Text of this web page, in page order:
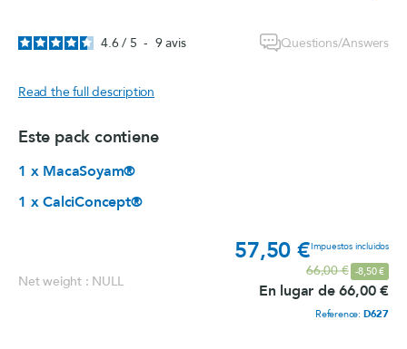
4.6 / 5 - 9avis Questions/Answers
Read the full description
Este pack contiene
1 x MacaSoyam®
1 x CalciConcept®
Net weight : NULL
57,50 €Impuestos incluidos
Precio base
66,00 € -8,50 €
En lugar de 66,00 €
Reference: D627